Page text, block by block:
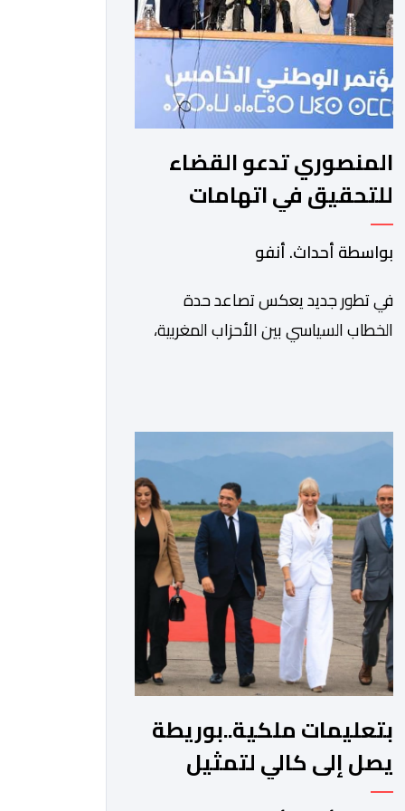
المنصوري تدعو القضاء
للتحقيق في اتهامات
بنكيران لـ" البام " بـ " حزب
المخدرات "
بواسطة أحداث. أنفو
في تطور جديد يعكس تصاعد حدة
الخطاب السياسي بين الأحزاب المغربية،
العدالة والتنمية، عبد الإله بنكيران، على
خلفية اتهامات سبق أن وجهها هذا
الأخير إلى حزب ” البام ” وربطه بملف
المخدرات.المنصوري أكدت أن بنكيران ” ما
غير اليوم […]
بتعليمات ملكية..بوريطة
يصل إلى كالي لتمثيل
جلالة الملك في حفل